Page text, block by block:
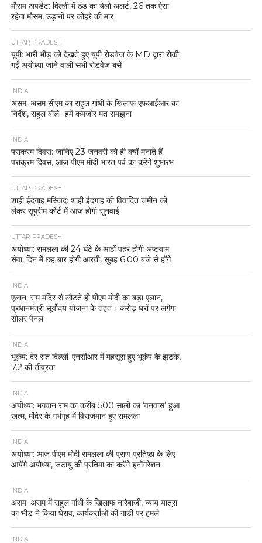
मौसम अपडेट: दिल्ली में ठंड का येलो अलर्ट, 26 तक ऐसा
रहेगा मौसम, उड़ानों पर कोहरे की मार
UTTAR PRADESH
यूपी: भारी भीड़ को देखते हुए यूपी रोडवेज के MD द्वारा रोकी
गईं अयोध्या जाने वाली सभी रोडवेज बसें
INDIA
असम: असम सीएम का राहुल गांधी के खिलाफ एफआईआर का
निर्देश, राहुल बोले- हमें कमजोर मत समझना
INDIA
पराक्रम दिवस: जानिए 23 जनवरी को ही क्यों मनाते हैं
पराक्रम दिवस, आज पीएम मोदी भारत पर्व का करेंगे शुभारंभ
UTTAR PRADESH
शाही ईदगाह मस्जिद: शाही ईदगाह की विवादित जमीन को
लेकर सुप्रीम कोर्ट में आज होगी सुनवाई
UTTAR PRADESH
अयोध्या: रामलला की 24 घंटे के आठों पहर होगी अष्टयाम
सेवा, दिन में छह बार होगी आरती, सुबह 6:00 बजे से होंगे
INDIA
एलान: राम मंदिर से लौटते ही पीएम मोदी का बड़ा एलान,
प्रधानमंत्री सूर्योदय योजना के तहत 1 करोड़ घरों पर लगेगा
सोलर पैनल
INDIA
भूकंप: देर रात दिल्ली-एनसीआर में महसूस हुए भूकंप के झटके,
7.2 की तीव्रता
INDIA
अयोध्या: भगवान राम का करीब 500 सालों का ‘वनवास’ हुआ
खत्म, मंदिर के गर्भगृह में विराजमान हुए रामलला
INDIA
अयोध्या: आज पीएम मोदी रामलला की प्राण प्रतिष्ठा के लिए
आयेंगे अयोध्या, जटायु की प्रतिमा का करेंगे इनॉगरेशन
INDIA
असम: असम में राहुल गांधी के खिलाफ नारेबाजी, न्याय यात्रा
का भीड़ ने किया घेराव, कार्यकर्ताओं की गाड़ी पर हमले
INDIA